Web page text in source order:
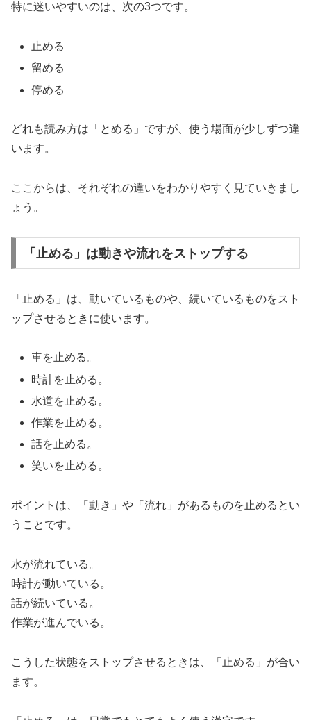
特に迷いやすいのは、次の3つです。
止める
留める
停める
どれも読み方は「とめる」ですが、使う場面が少しずつ違
います。
ここからは、それぞれの違いをわかりやすく見ていきまし
ょう。
「止める」は動きや流れをストップする
「止める」は、動いているものや、続いているものをスト
ップさせるときに使います。
車を止める。
時計を止める。
水道を止める。
作業を止める。
話を止める。
笑いを止める。
ポイントは、「動き」や「流れ」があるものを止めるとい
うことです。
水が流れている。
時計が動いている。
話が続いている。
作業が進んでいる。
こうした状態をストップさせるときは、「止める」が合い
ます。